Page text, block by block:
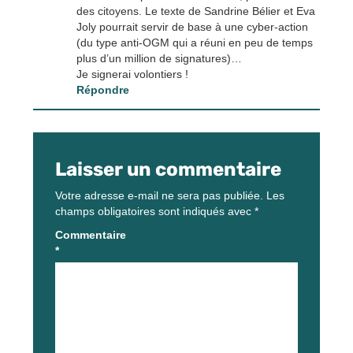
des citoyens. Le texte de Sandrine Bélier et Eva
Joly pourrait servir de base à une cyber-action
(du type anti-OGM qui a réuni en peu de temps
plus d’un million de signatures)…
Je signerai volontiers !
Répondre
Laisser un commentaire
Votre adresse e-mail ne sera pas publiée. Les
champs obligatoires sont indiqués avec *
Commentaire
*